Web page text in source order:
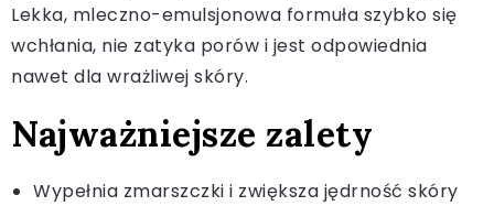
Lekka, mleczno-emulsjonowa formuła szybko się
wchłania, nie zatyka porów i jest odpowiednia
nawet dla wrażliwej skóry.
Najważniejsze zalety
Wypełnia zmarszczki i zwiększa jędrność skóry